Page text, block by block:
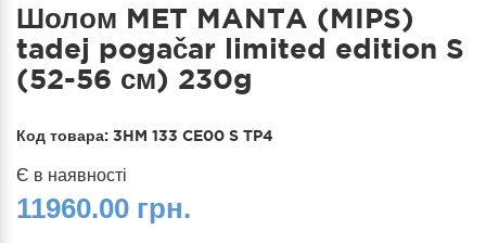
Шолом MET MANTA (MIPS)
tadej pogačar limited edition S
(52-56 см) 230g
Код товара: 3HM 133 CE00 S TP4
Є в наявності
11960.00 грн.